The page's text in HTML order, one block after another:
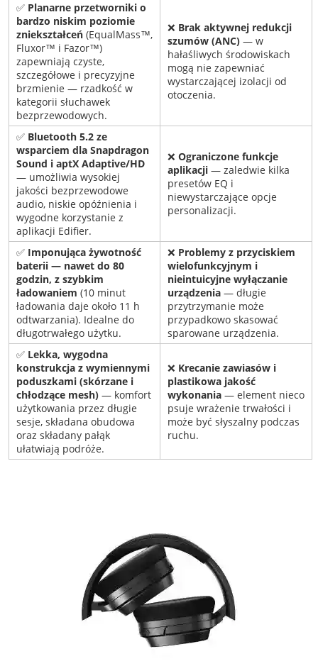
✅ Planarne przetworniki o
bardzo niskim poziomie
zniekształceń(EqualMass™,
Fluxor™ i Fazor™)
zapewniają czyste,
szczegółowe i precyzyjne
brzmienie — rzadkość w
kategorii słuchawek
bezprzewodowych.
❌ Brak aktywnej redukcji
szumów (ANC)— w
hałaśliwych środowiskach
mogą nie zapewniać
wystarczającej izolacji od
otoczenia.
✅ Bluetooth 5.2 ze
wsparciem dla Snapdragon
Sound i aptX Adaptive/HD
— umożliwia wysokiej
jakości bezprzewodowe
audio, niskie opóźnienia i
wygodne korzystanie z
aplikacji Edifier.
❌ Ograniczone funkcje
aplikacji— zaledwie kilka
presetów EQ i
niewystarczające opcje
personalizacji.
✅ Imponująca żywotność
baterii — nawet do 80
godzin, z szybkim
ładowaniem (10 minut
ładowania daje około 11 h
odtwarzania). Idealne do
długotrwałego użytku.
❌ Problemy z przyciskiem
wielofunkcyjnym i
nieintuicyjne wyłączanie
urządzenia— długie
przytrzymanie może
przypadkowo skasować
sparowane urządzenia.
✅ Lekka, wygodna
konstrukcja z wymiennymi
poduszkami (skórzane i
chłodzące mesh)— komfort
użytkowania przez długie
sesje, składana obudowa
oraz składany pałąk
ułatwiają podróże.
❌ Krecanie zawiasów i
plastikowa jakość
wykonania— element nieco
psuje wrażenie trwałości i
może być słyszalny podczas
ruchu.